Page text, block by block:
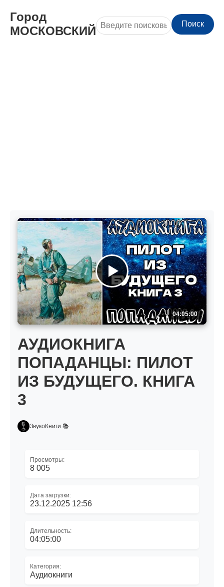
Город
МОСКОВСКИЙ
Поиск
04:05:00
АУДИОКНИГА
ПОПАДАНЦЫ: ПИЛОТ
ИЗ БУДУЩЕГО. КНИГА
3
ЗвукоКниги 📚
Просмотры:
8 005
Дата загрузки:
23.12.2025 12:56
Длительность:
04:05:00
Категория:
Аудиокниги